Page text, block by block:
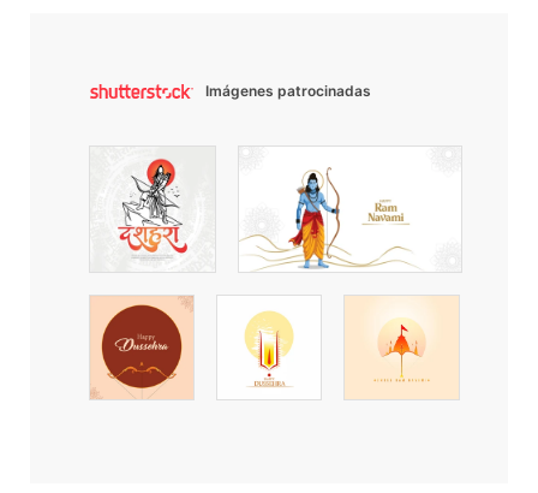
Imágenes patrocinadas